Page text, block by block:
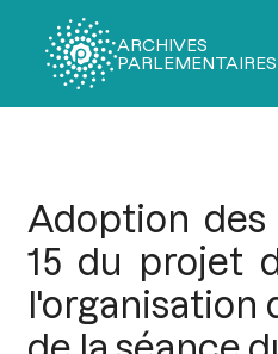
ARCHIVES
PARLEMENTAIRES
Adoption
15 du projet
l'organisation